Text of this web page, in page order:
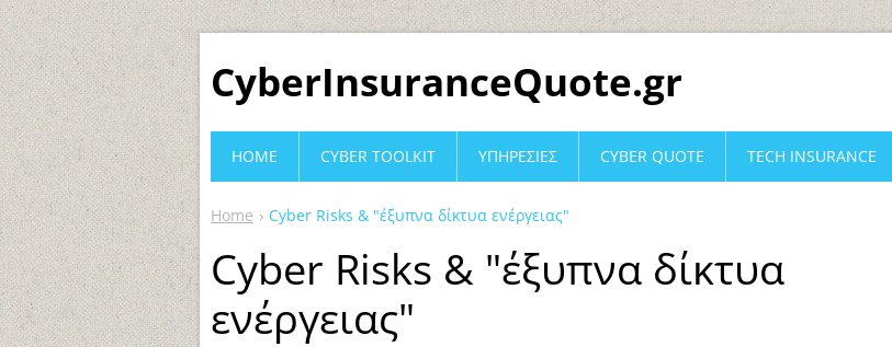
CyberInsuranceQuote.gr
Home Cyber Risks & "έξυπνα δίκτυα ενέργειας"
Cyber Risks & "έξυπνα δίκτυα
ενέργειας"
HOME CYBER TOOLKIT ΥΠΗΡΕΣΙΕΣ CYBER QUOTE TECH INSURANCE